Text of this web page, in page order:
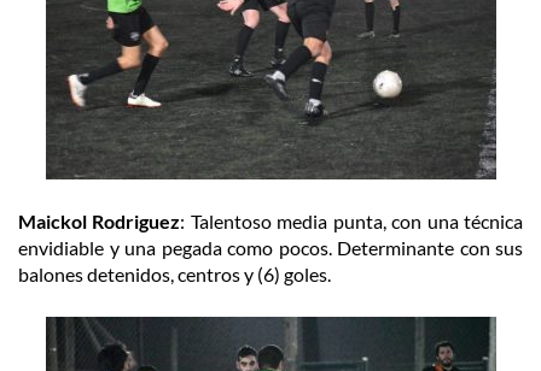
Maickol Rodriguez: Talentoso media punta, con una técnica
envidiable y una pegada como pocos. Determinante con sus
balones detenidos, centros y (6) goles.